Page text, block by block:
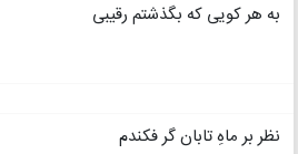
به هر کویی که بگذشتم رقیبی
نظر بر ماهِ تابان گر فکندم